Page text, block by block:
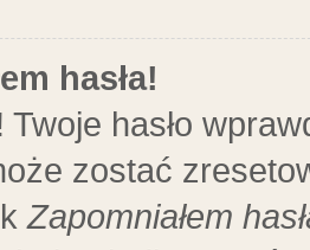
hasła!
Twoje hasło
zostać
Zapomniałem